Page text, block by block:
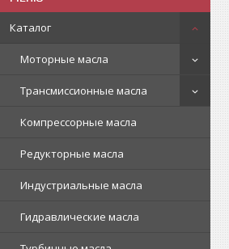
Каталог
Моторные масла
Трансмиссионные масла
Компрессорные масла
Редукторные масла
Индустриальные масла
Гидравлические масла